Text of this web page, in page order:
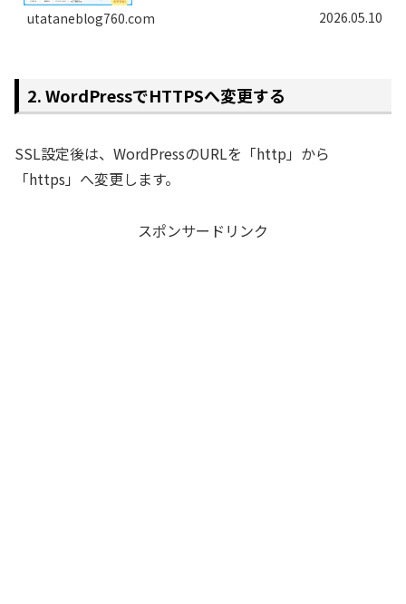
utataneblog760.com 2026.05.10
2. WordPressでHTTPSへ変更する
SSL設定後は、WordPressのURLを「http」から
「https」へ変更します。
スポンサードリンク